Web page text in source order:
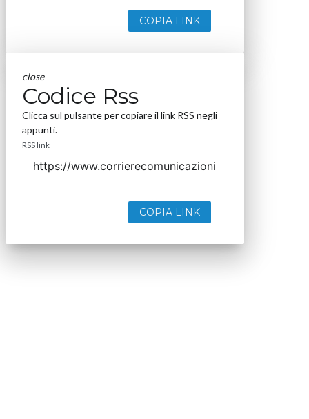
COPIA LINK
close
Codice Rss
Clicca sul pulsante per copiare il link RSS negli
appunti.
RSS link
COPIA LINK